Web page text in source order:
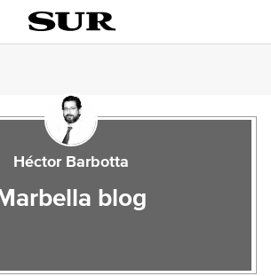
Héctor Barbotta
Marbella blog